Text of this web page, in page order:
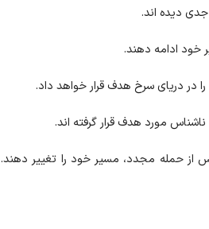
دیده اند.
خود ادامه دهند.
در دریای سرخ هدف قرار خواهد داد.
مورد هدف قرار گرفته اند.
حمله مجدد، مسیر خود را تغییر دهند.